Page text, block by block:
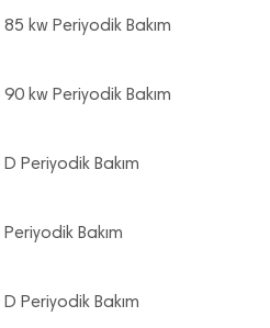
kw Periyodik Bakım
kw Periyodik Bakım
Periyodik Bakım
Bakım
Periyodik Bakım